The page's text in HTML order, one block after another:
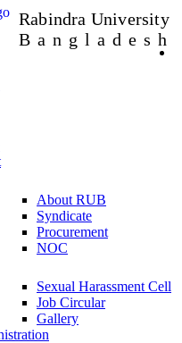
Rabindra University
Bangladesh
About RUB
Syndicate
Procurement
NOC
Sexual Harassment Cell
Job Circular
Gallery